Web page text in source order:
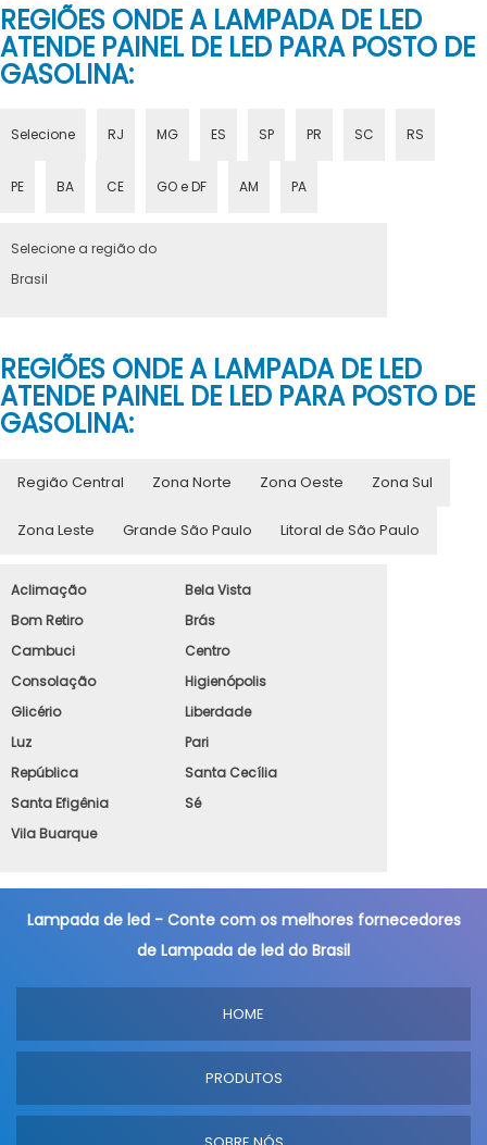
REGIÕES ONDE A LAMPADA DE LED
ATENDE PAINEL DE LED PARA POSTO DE
GASOLINA:
Selecione RJ MG ES SP PR SC RS
PE BA CE GO e DF AM PA
Selecione a região do
Brasil
REGIÕES ONDE A LAMPADA DE LED
ATENDE PAINEL DE LED PARA POSTO DE
GASOLINA:
Região Central Zona Norte Zona Oeste Zona Sul
Zona Leste Grande São Paulo Litoral de São Paulo
Aclimação
Bela Vista
Bom Retiro
Brás
Cambuci
Centro
Consolação
Higienópolis
Glicério
Liberdade
Luz
Pari
República
Santa Cecília
Santa Efigênia
Sé
Vila Buarque
Lampada de led - Conte com os melhores fornecedores
de Lampada de led do Brasil
HOME
PRODUTOS